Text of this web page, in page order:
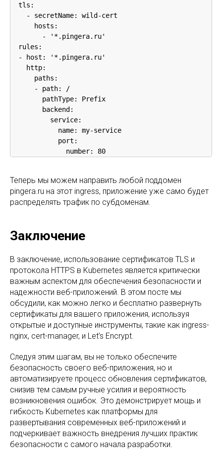
  tls:
    - secretName: wild-cert
      hosts:
        - '*.pingera.ru'
  rules:
  - host: '*.pingera.ru'
    http:
      paths:
      - path: /
        pathType: Prefix
        backend:
          service:
            name: my-service
            port:
              number: 80
Теперь мы можем направить любой поддомен
pingera.ru на этот ingress, приложение уже само будет
распределять трафик по субдоменам.
Заключение
В заключение, использование сертификатов TLS и
протокола HTTPS в Kubernetes является критически
важным аспектом для обеспечения безопасности и
надежности веб-приложений. В этом посте мы
обсудили, как можно легко и бесплатно развернуть
сертификаты для вашего приложения, используя
открытые и доступные инструменты, такие как ingress-
nginx, cert-manager, и Let’s Encrypt.
Следуя этим шагам, вы не только обеспечите
безопасность своего веб-приложения, но и
автоматизируете процесс обновления сертификатов,
снизив тем самым ручные усилия и вероятность
возникновения ошибок. Это демонстрирует мощь и
гибкость Kubernetes как платформы для
развертывания современных веб-приложений и
подчеркивает важность внедрения лучших практик
безопасности с самого начала разработки.